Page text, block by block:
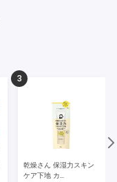
3
乾燥さん 保湿力スキン
ケア下地 カ...